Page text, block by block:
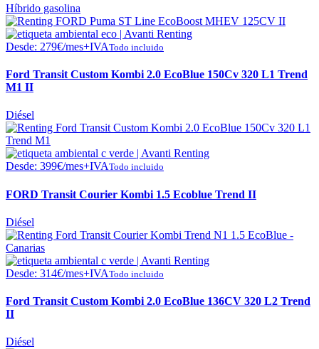
Híbrido gasolina
Desde: 279€/mes+IVATodo incluido
Ford Transit Custom Kombi 2.0 EcoBlue 150Cv 320 L1 Trend
M1 II
Diésel
Desde: 399€/mes+IVATodo incluido
FORD Transit Courier Kombi 1.5 Ecoblue Trend II
Diésel
Desde: 314€/mes+IVATodo incluido
Ford Transit Custom Kombi 2.0 EcoBlue 136CV 320 L2 Trend
II
Diésel